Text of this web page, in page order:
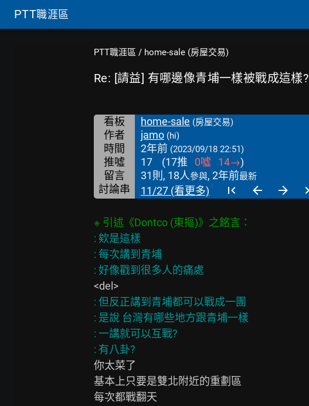
PTT職涯區
PTT職涯區 / home-sale (房屋交易)
Re: [請益] 有哪邊像青埔一樣被戰成這樣?
看板 home-sale (房屋交易)
作者 jamo (hi)
時間 2年前 (2023/09/18 22:51)
推噓 17 (17推 0噓 14→)
留言
31則, 18人參與, 2年前最新
討論串 11/27 (看更多)
: 欸是這樣
: 每次講到青埔
: 但反正講到青埔都可以戰成一團
: 是說 台灣有哪些地方跟青埔一樣
: 一講就可以互戰?
你太菜了
基本上只要是雙北附近的重劃區
每次都戰翻天